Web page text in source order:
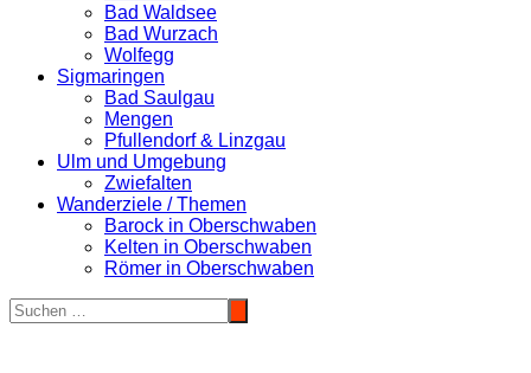
Bad Waldsee
Bad Wurzach
Wolfegg
Sigmaringen
Bad Saulgau
Mengen
Pfullendorf & Linzgau
Ulm und Umgebung
Zwiefalten
Wanderziele / Themen
Barock in Oberschwaben
Kelten in Oberschwaben
Römer in Oberschwaben